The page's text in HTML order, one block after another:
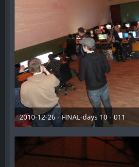
2010-12-26 - FINAL-days 10 - 011
28. Dezember 2012